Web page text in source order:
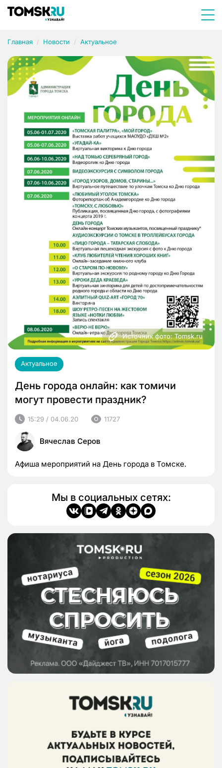
Главная Новости Актуальное
Источник фото: Tomsk.ru
Актуальное
День города онлайн: как томичи
могут провести праздник?
15:29 / 04.06.20 11727
Вячеслав Серов
Афиша мероприятий на День города в Томске.
Мы в социальных сетях: